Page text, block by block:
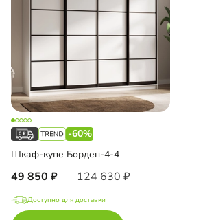
-60%
Шкаф-купе Борден-4-4
49 850 124 630
Доступно для доставки